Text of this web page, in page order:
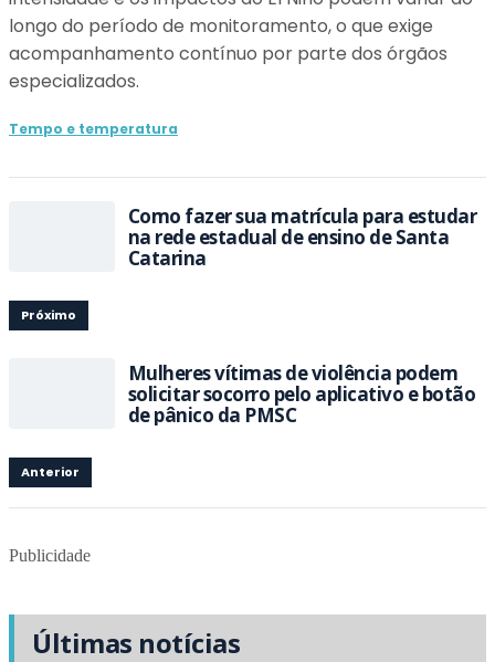
longo do período de monitoramento, o que exige
acompanhamento contínuo por parte dos órgãos
especializados.
Tempo e temperatura
Como fazer sua matrícula para estudar
na rede estadual de ensino de Santa
Catarina
Próximo
Mulheres vítimas de violência podem
solicitar socorro pelo aplicativo e botão
de pânico da PMSC
Anterior
Publicidade
Últimas notícias